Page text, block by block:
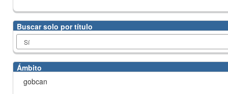
Buscar solo por título
Ámbito
gobcan